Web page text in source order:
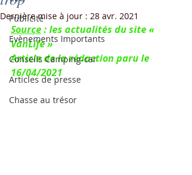
Publicité
Evènements Importants
Conseils Camping-car
Articles de presse
Chasse au trésor
Dernière mise à jour : 28 avr. 2021
Source : les actualités du site «
VanLife »
Article de la rédaction paru le
16/04/2021